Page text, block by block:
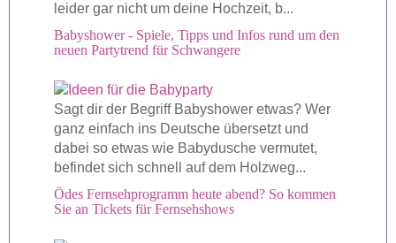
leider gar nicht um deine Hochzeit, b...
Babyshower - Spiele, Tipps und Infos rund um den
neuen Partytrend für Schwangere
Sagt dir der Begriff Babyshower etwas? Wer
ganz einfach ins Deutsche übersetzt und
dabei so etwas wie Babydusche vermutet,
befindet sich schnell auf dem Holzweg...
Ödes Fernsehprogramm heute abend? So kommen
Sie an Tickets für Fernsehshows